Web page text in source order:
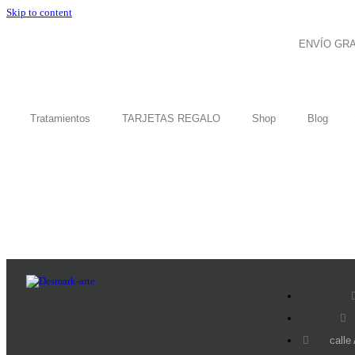
Skip to content
ENVÍO
Tratamientos TARJETAS REGALO Shop Blog
calle